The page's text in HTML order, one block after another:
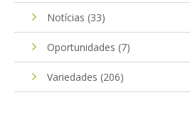
Notícias (33)
Oportunidades (7)
Variedades (206)